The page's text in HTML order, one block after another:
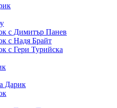
с Димитър Панев
с Надя Брайт
с Гери Турийска
Дарик